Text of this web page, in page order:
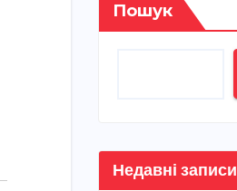
Пошук
Недавні записи